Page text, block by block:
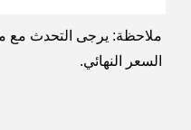
ملاحظة: يرجى التحدث مع
السعر النهائي.